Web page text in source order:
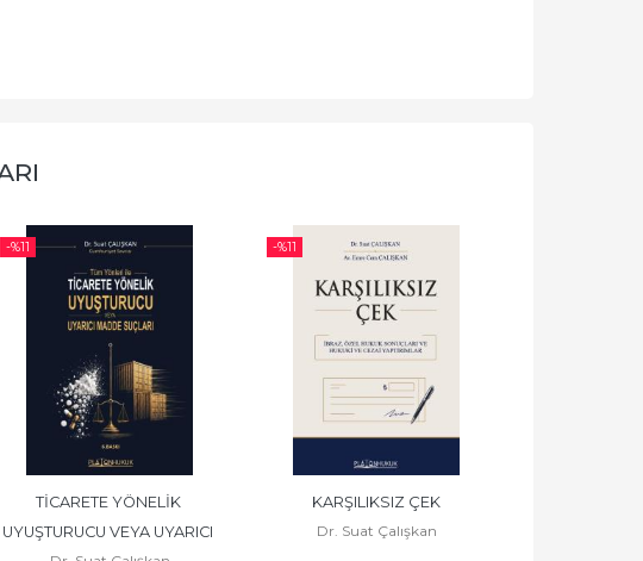
-%11
TİCARETE YÖNELİK
UYUŞTURUCU VEYA UYARICI
-%11
KARŞILIKSIZ ÇEK
Dr. Suat Çalışkan